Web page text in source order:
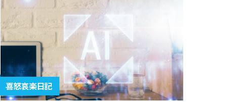
喜怒哀楽日記